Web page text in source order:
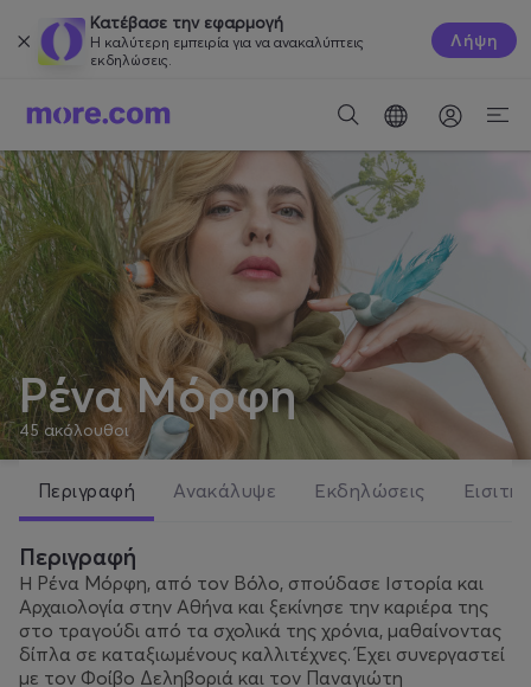
Κατέβασε την εφαρμογή
Η καλύτερη εμπειρία για να ανακαλύπτεις
εκδηλώσεις.
Λήψη
Ρένα Μόρφη
45 ακόλουθοι
Περιγραφή Ανακάλυψε Εκδηλώσεις
Περιγραφή
Η Ρένα Μόρφη, από τον Βόλο, σπούδασε Ιστορία και
Αρχαιολογία στην Αθήνα και ξεκίνησε την καριέρα της
στο τραγούδι από τα σχολικά της χρόνια, μαθαίνοντας
δίπλα σε καταξιωμένους καλλιτέχνες. Έχει συνεργαστεί
με τον Φοίβο Δεληβοριά και τον Παναγιώτη